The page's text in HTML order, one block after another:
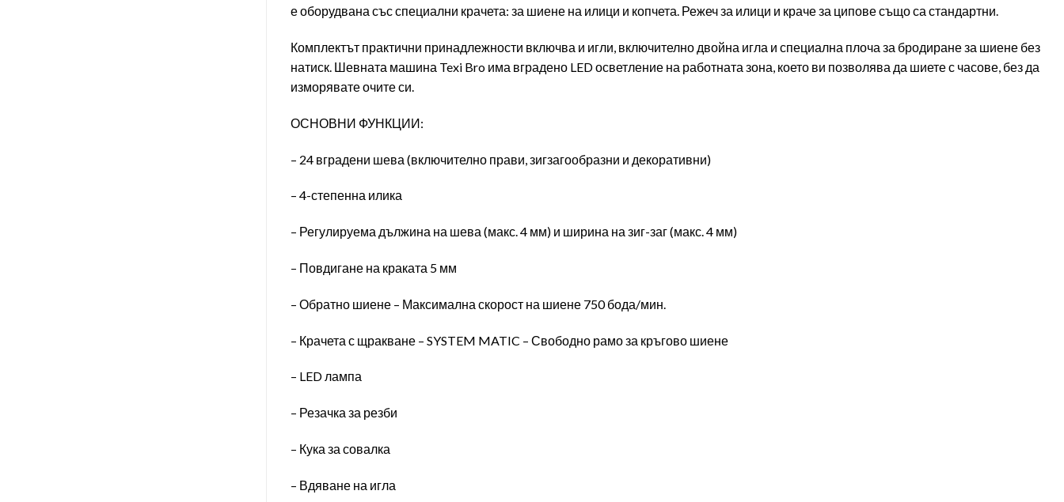
е оборудвана със специални крачета: за шиене на илици и копчета. Режеч за илици и краче за ципове също са стандартни.
Комплектът практични принадлежности включва и игли, включително двойна игла и специална плоча за бродиране за шиене без
натиск. Шевната машина Texi Bro има вградено LED осветление на работната зона, което ви позволява да шиете с часове, без да
изморявате очите си.
ОСНОВНИ ФУНКЦИИ:
– 24 вградени шева (включително прави, зигзагообразни и декоративни)
– 4-степенна илика
– Регулируема дължина на шева (макс. 4 мм) и ширина на зиг-заг (макс. 4 мм)
– Повдигане на краката 5 мм
– Обратно шиене – Максимална скорост на шиене 750 бода/мин.
– Крачета с щракване – SYSTEM MATIC – Свободно рамо за кръгово шиене
– LED лампа
– Резачка за резби
– Кука за совалка
– Вдяване на игла